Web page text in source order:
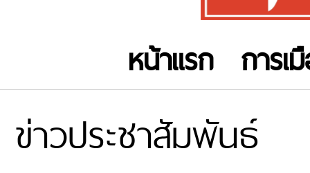
หน้าแรก การเ
ข่าวประชาสัมพันธ์